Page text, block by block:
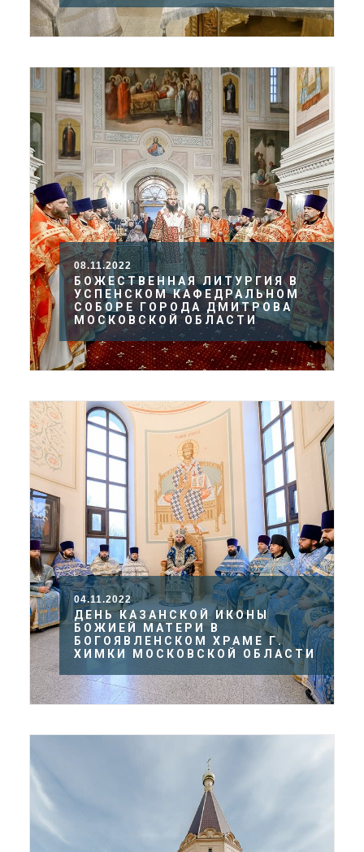
08.11.2022
БОЖЕСТВЕННАЯ ЛИТУРГИЯ В
УСПЕНСКОМ КАФЕДРАЛЬНОМ
СОБОРЕ ГОРОДА ДМИТРОВА
МОСКОВСКОЙ ОБЛАСТИ
04.11.2022
ДЕНЬ КАЗАНСКОЙ ИКОНЫ
БОЖИЕЙ МАТЕРИ В
БОГОЯВЛЕНСКОМ ХРАМЕ Г.
ХИМКИ МОСКОВСКОЙ ОБЛАСТИ